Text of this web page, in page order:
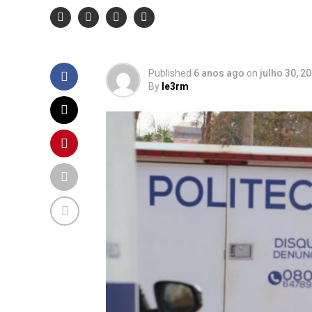
os mortos
Published 6 anos ago on julho 30,
By le3rm